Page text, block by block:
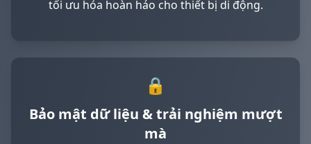
tối ưu hóa hoàn hảo cho thiết bị di động.
🔒
Bảo mật dữ liệu & trải nghiệm mượt
mà